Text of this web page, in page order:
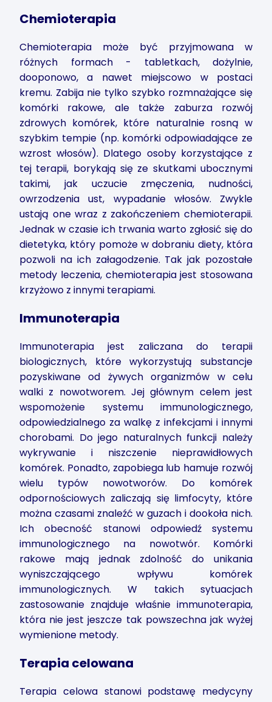
Chemioterapia
Chemioterapia może być przyjmowana w
różnych formach - tabletkach, dożylnie,
dooponowo, a nawet miejscowo w postaci
kremu. Zabija nie tylko szybko rozmnażające się
komórki rakowe, ale także zaburza rozwój
zdrowych komórek, które naturalnie rosną w
szybkim tempie (np. komórki odpowiadające ze
wzrost włosów). Dlatego osoby korzystające z
tej terapii, borykają się ze skutkami ubocznymi
takimi, jak uczucie zmęczenia, nudności,
owrzodzenia ust, wypadanie włosów. Zwykle
ustają one wraz z zakończeniem chemioterapii.
Jednak w czasie ich trwania warto zgłosić się do
dietetyka, który pomoże w dobraniu diety, która
pozwoli na ich załagodzenie. Tak jak pozostałe
metody leczenia, chemioterapia jest stosowana
krzyżowo z innymi terapiami.
Immunoterapia
Immunoterapia jest zaliczana do terapii
biologicznych, które wykorzystują substancje
pozyskiwane od żywych organizmów w celu
walki z nowotworem. Jej głównym celem jest
wspomożenie systemu immunologicznego,
odpowiedzialnego za walkę z infekcjami i innymi
chorobami. Do jego naturalnych funkcji należy
wykrywanie i niszczenie nieprawidłowych
komórek. Ponadto, zapobiega lub hamuje rozwój
wielu typów nowotworów. Do komórek
odpornościowych zaliczają się limfocyty, które
można czasami znaleźć w guzach i dookoła nich.
Ich obecność stanowi odpowiedź systemu
immunologicznego na nowotwór. Komórki
rakowe mają jednak zdolność do unikania
wyniszczającego wpływu komórek
immunologicznych. W takich sytuacjach
zastosowanie znajduje właśnie immunoterapia,
która nie jest jeszcze tak powszechna jak wyżej
wymienione metody.
Terapia celowana
Terapia celowa stanowi podstawę medycyny